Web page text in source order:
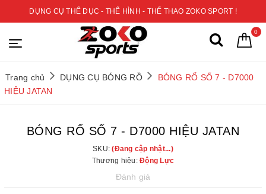
DỤNG CỤ THỂ DỤC - THỂ HÌNH - THỂ THAO ZOKO SPORT !
0
Trang chủ DỤNG CỤ BÓNG RỒ
BÓNG RỔ SỐ 7 - D7000
HIỆU JATAN
BÓNG RỔ SỐ 7 - D7000 HIỆU JATAN
SKU:(Đang cập nhật...)
Thương hiệu:Động Lực
Đánh giá